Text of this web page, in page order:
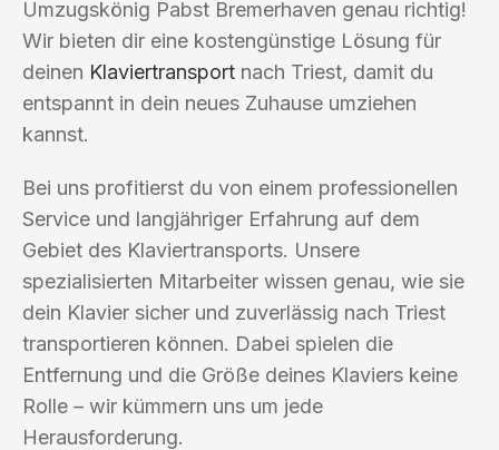
Umzugskönig Pabst Bremerhaven genau richtig!
Wir bieten dir eine kostengünstige Lösung für
deinen Klaviertransport nach Triest, damit du
entspannt in dein neues Zuhause umziehen
kannst.
Bei uns profitierst du von einem professionellen
Service und langjähriger Erfahrung auf dem
Gebiet des Klaviertransports. Unsere
spezialisierten Mitarbeiter wissen genau, wie sie
dein Klavier sicher und zuverlässig nach Triest
transportieren können. Dabei spielen die
Entfernung und die Größe deines Klaviers keine
Rolle – wir kümmern uns um jede
Herausforderung.